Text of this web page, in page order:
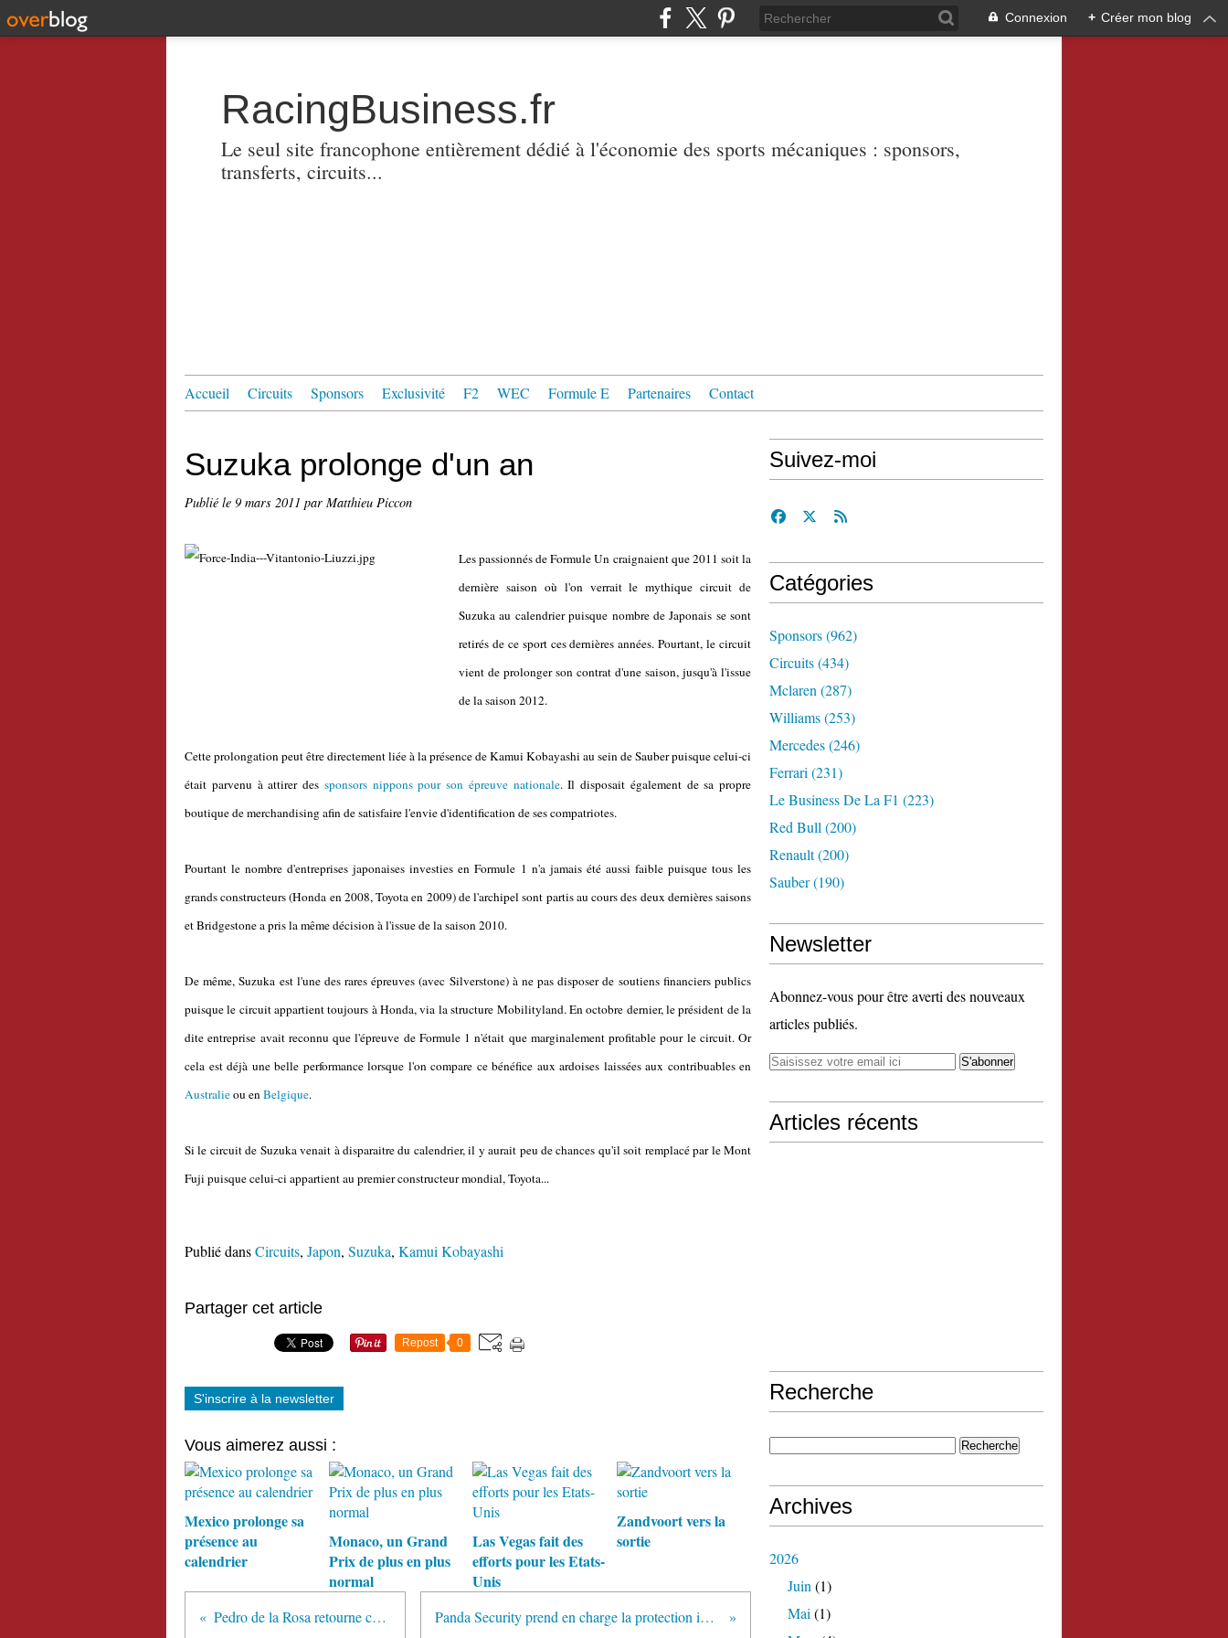
Connexion + Créer mon blog
RacingBusiness.fr
Le seul site francophone entièrement dédié à l'économie des sports mécaniques : sponsors,
transferts, circuits...
Accueil Circuits Sponsors Exclusivité F2 WEC Formule E Partenaires Contact
Suzuka prolonge d'un an
Publié le 9 mars 2011 par Matthieu Piccon
Les passionnés de Formule Un craignaient que 2011 soit la
dernière saison où l'on verrait le mythique circuit de
Suzuka au calendrier puisque nombre de Japonais se sont
retirés de ce sport ces dernières années. Pourtant, le circuit
vient de prolonger son contrat d'une saison, jusqu'à l'issue
de la saison 2012.
Cette prolongation peut être directement liée à la présence de Kamui Kobayashi au sein de Sauber puisque celui-ci
était parvenu à attirer des sponsors nippons pour son épreuve nationale. Il disposait également de sa propre
boutique de merchandising afin de satisfaire l'envie d'identification de ses compatriotes.
Pourtant le nombre d'entreprises japonaises investies en Formule 1 n'a jamais été aussi faible puisque tous les
grands constructeurs (Honda en 2008, Toyota en 2009) de l'archipel sont partis au cours des deux dernières saisons
et Bridgestone a pris la même décision à l'issue de la saison 2010.
De même, Suzuka est l'une des rares épreuves (avec Silverstone) à ne pas disposer de soutiens financiers publics
puisque le circuit appartient toujours à Honda, via la structure Mobilityland. En octobre dernier, le président de la
dite entreprise avait reconnu que l'épreuve de Formule 1 n'était que marginalement profitable pour le circuit. Or
cela est déjà une belle performance lorsque l'on compare ce bénéfice aux ardoises laissées aux contribuables en
Australieou enBelgique.
Si le circuit de Suzuka venait à disparaitre du calendrier, il y aurait peu de chances qu'il soit remplacé par le Mont
Fuji puisque celui-ci appartient au premier constructeur mondial, Toyota...
Publié dansCircuits, Japon, Suzuka, Kamui Kobayashi
Partager cet article
Repost 0
S'inscrire à la newsletter
Vous aimerez aussi :
Mexico prolonge sa
présence au
calendrier
Monaco, un Grand
Prix de plus en plus
normal
Las Vegas fait des
efforts pour les Etats-
Unis
Zandvoort vers la
sortie
Pedro de la Rosa retourne chez McLaren Panda Security prend en charge la protection informatique d'HRT
Suivez-moi
Catégories
Sponsors(962)
Circuits(434)
Mclaren (287)
Williams(253)
Mercedes(246)
Ferrari (231)
Le Business De La F1 (223)
Red Bull (200)
Renault(200)
Sauber(190)
Newsletter
Abonnez-vous pour être averti des nouveaux
articles publiés.
Articles récents
Recherche
Archives
2026
Juin (1)
Mai (1)